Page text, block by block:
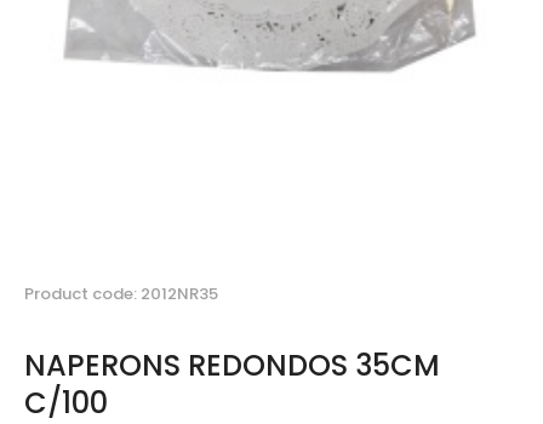
Product code: 2012NR35
NAPERONS REDONDOS 35CM
C/100